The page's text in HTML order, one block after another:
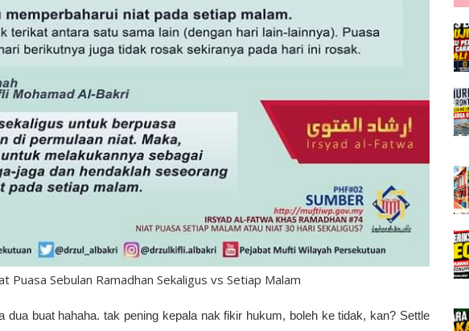
Puasa Sebulan Ramadhan Sekaligus vs Setiap Malam
dua buat hahaha. tak pening kepala nak fikir hukum, boleh ke tidak, kan? Settle